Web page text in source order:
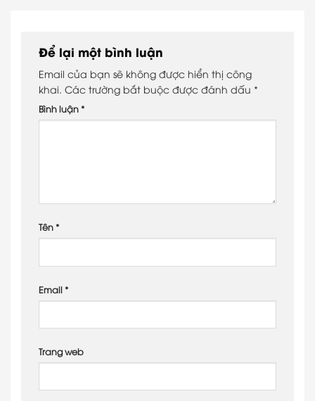
Để lại một bình luận
Email của bạn sẽ không được hiển thị công
khai. Các trường bắt buộc được đánh dấu *
Bình luận *
Tên *
Email *
Trang web